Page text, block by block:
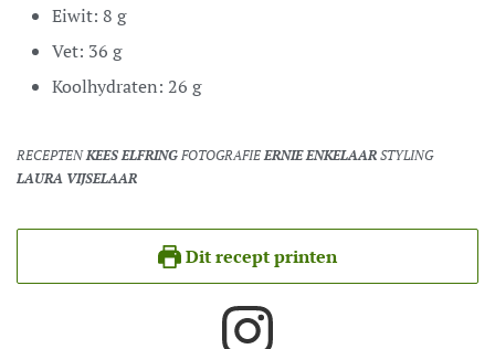
Eiwit: 8 g
Vet: 36 g
Koolhydraten: 26 g
RECEPTENKEES ELFRING FOTOGRAFIE ERNIE ENKELAAR STYLING
LAURA VIJSELAAR
Dit recept printen